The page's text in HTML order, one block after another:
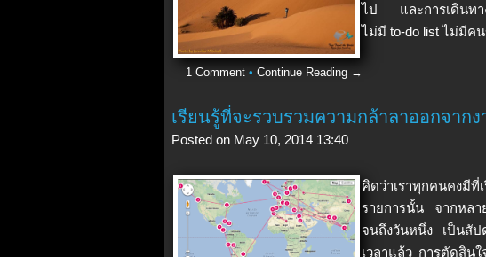
ไป และการเดินทาง
ไม่มี to-do list ไม่มีคน
1 Comment • Continue Reading →
เรียนรู้ที่จะรวบรวมความกล้าลาออกจาก
Posted on May 10, 2014 13:40
คิดว่าเราทุกคนคงมี
รายการนั้น จากหลา
จนถึงวันหนึ่ง เป็นสัป
เวลาแล้ว การตัดสินใ